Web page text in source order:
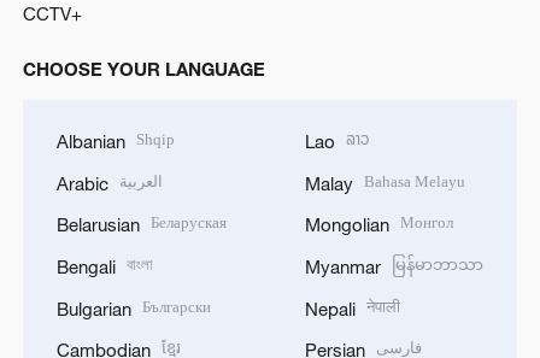
CCTV+
CHOOSE YOUR LANGUAGE
Albanian Shqip
Arabic العربية
Belarusian Беларуская
Bengali বাংলা
Bulgarian Български
Cambodian ខ្មែរ
Lao ລາວ
Malay Bahasa Melayu
Mongolian Монгол
Myanmar မြန်မာဘာသာ
Nepali नेपाली
Persian فارسی